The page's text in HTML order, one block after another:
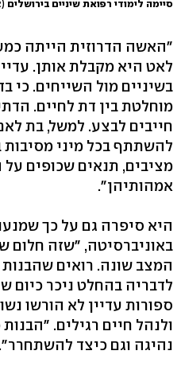
סיימה לימודי רפואת שיניים בירושלים
"האשה הדרוזית הייתה
לאט היא מקבלת אותן.
בשיניים מול השייחים. כי
מוחלטת בין דת לחיים.
חייבים לבצע. למשל, בת
להשתתף בכל מיני
מציבים, תנאים שכופים
אמהותיהן".
היא סיפרה גם על כך
באוניברסיטה, "שזה חלום
המצב שונה. רואים שהבנות
לדבריה בהחלט ניכר כיום
ספורות עדיין לא הורשו
ולנהל חיים רגילים. "הבנות
נהיגה וגם כיצד להשתחרר".